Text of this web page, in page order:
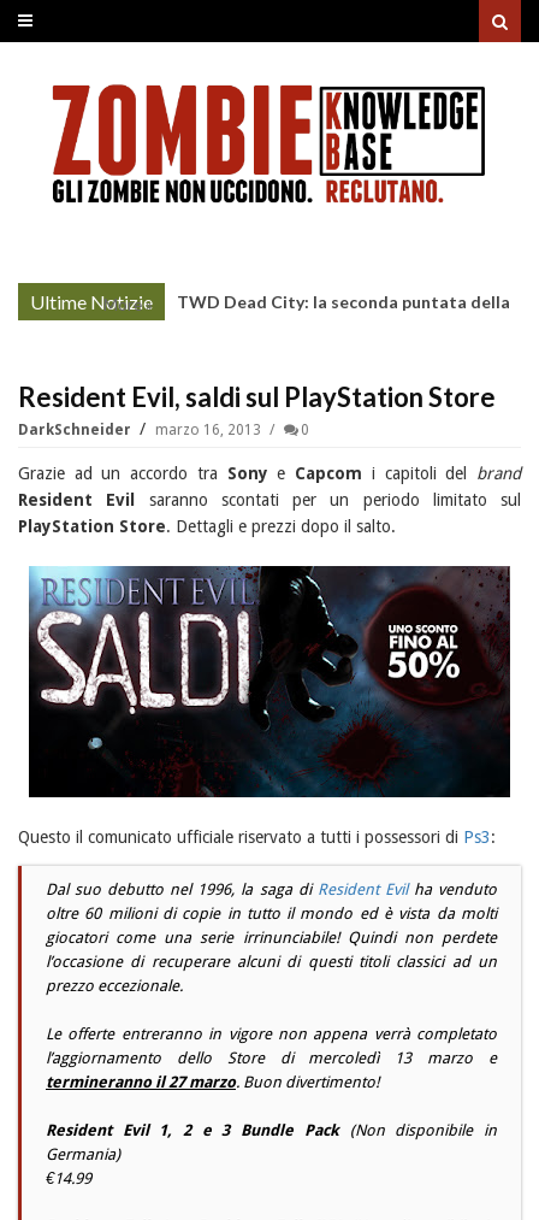
Ultime Notizie
More »
TWD Dead City: la seconda puntata della
Resident Evil, saldi sul PlayStation Store
DarkSchneider marzo 16, 2013 0
Grazie ad un accordo tra Sony e Capcom i capitoli del brand
Resident Evil
saranno scontati per un periodo limitato sul
PlayStation Store. Dettagli e prezzi dopo il salto.
Questo il comunicato ufficiale riservato a tutti i possessori di Ps3:
Dal suo debutto nel 1996, la saga di Resident Evilha venduto
oltre 60 milioni di copie in tutto il mondo ed è vista da molti
giocatori come una serie irrinunciabile! Quindi non perdete
l’occasione di recuperare alcuni di questi titoli classici ad un
prezzo eccezionale.
Le offerte entreranno in vigore non appena verrà completato
l’aggiornamento dello Store di mercoledì 13 marzo e
termineranno il 27 marzo. Buon divertimento!
Resident Evil 1, 2 e 3 Bundle Pack(Non disponibile in
Germania)
€14.99